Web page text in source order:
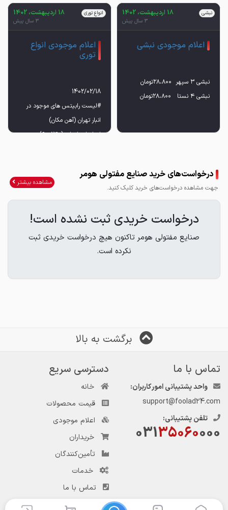
نبشی 18 اردیبهشت، 1402
3 سال پیش
اعلام موجودی نبشی
نبشی ۴ نستا ۲۸،۸۰۰تومان
انواع توری 18 اردیبهشت، 1402
3 سال پیش
اعلام موجودی انواع
توری
#لیست رابیتس های موجود در
2.رابیتس۷۰۰گرم ۱۳ ستون
4.رابیتس ۸۰۰گرم ۱۳ ستون
9.رابیتس ۱۰۵۰گرم۱۳ستون
10.رابیتس ۱۱۰۰گرم۱۳ستون
۷۸،۰۰۰تومان
درخواست‌های خرید صنایع مفتولی هومر
جهت مشاهده درخواست‌های خرید کلیک کنید.
مشاهده بیشتر
درخواست خریدی ثبت نشده است!
صنایع مفتولی هومر تاکنون هیچ درخواست خریدی ثبت
نکرده است.
برگشت به بالا
تماس با ما
واحد پشتیبانی امور کاربران:
support@foolad24.com
تلفن پشتیبانی:
03135060000
دسترسی سریع
خانه
قیمت محصولات
اعلام موجودی
خریداران
تأمین‌کنندگان
خدمات
تماس با ما